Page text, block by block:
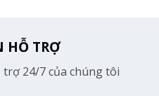
HỖ TRỢ
24/7 của chúng tôi